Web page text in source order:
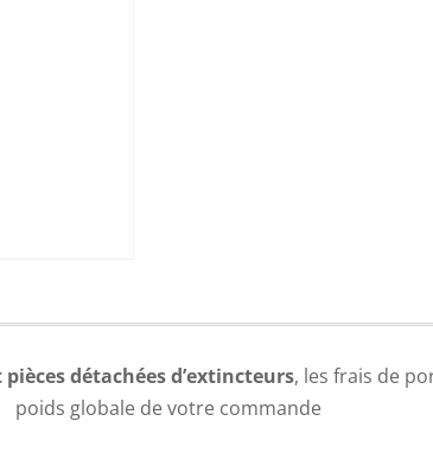
détachées d’extincteurs, les frais de
poids globale de votre commande